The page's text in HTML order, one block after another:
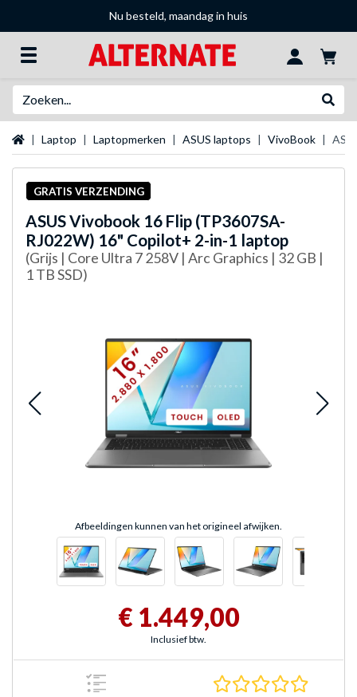
Nu besteld, maandag in huis
Startpagina
Laptop Laptopmerken ASUS laptops VivoBook
GRATIS VERZENDING
ASUSVivobook 16 Flip (TP3607SA-
RJ022W) 16" Copilot+ 2-in-1 laptop
(Grijs | Core Ultra 7 258V | Arc Graphics | 32 GB |
1 TB SSD)
Afbeeldingen kunnen van het origineel afwijken.
€ 1.449,00
Inclusief btw.